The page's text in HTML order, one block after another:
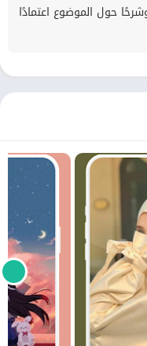
حول الموضوع اعتمادًا